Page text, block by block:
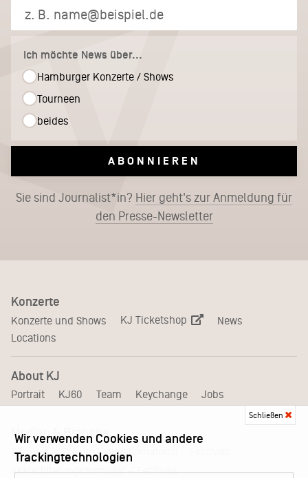
Ich möchte News über...
Hamburger Konzerte / Shows
Tourneen
beides
ABONNIEREN
Sie sind Journalist*in? Hier geht's zur Anmeldung für
den Presse-Newsletter
Konzerte
Konzerte und Shows KJ Ticketshop
News
Locations
About KJ
Portrait KJ60 Team Keychange Jobs
Medien & Branche
Booking Presse
Pressematerial – Festivals
Akkreditierungsformular – Festivals
Schließen
Wir verwenden Cookies und andere
Trackingtechnologien